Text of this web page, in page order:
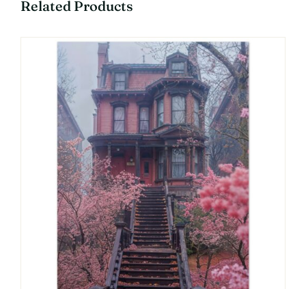
Related Products